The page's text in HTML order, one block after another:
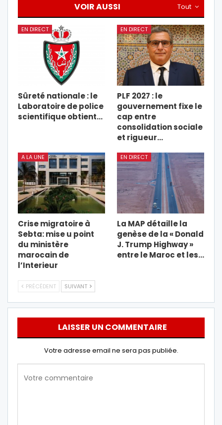
Tout
VOIR AUSSI
EN DIRECT
Sûreté nationale : le
Laboratoire de police
scientifique obtient…
EN DIRECT
PLF 2027 : le
gouvernement fixe le
cap entre
consolidation sociale
et rigueur…
A LA UNE
Crise migratoire à
Sebta: mise u point
du ministère
marocain de
l’Interieur
EN DIRECT
La MAP détaille la
genèse de la « Donald
J. Trump Highway »
entre le Maroc et les…
PRÉCÉDENT SUIVANT
LAISSER UN COMMENTAIRE
Votre adresse email ne sera pas publiée.